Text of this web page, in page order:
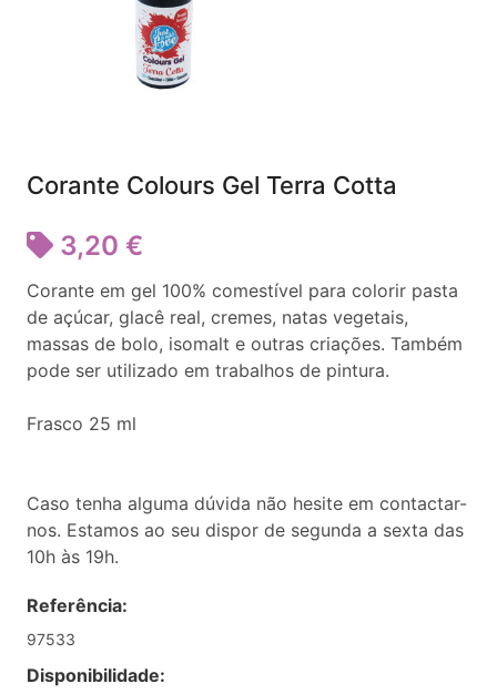
Corante Colours Gel Terra Cotta
3,20 €
Corante em gel 100% comestível para colorir pasta
de açúcar, glacê real, cremes, natas vegetais,
massas de bolo, isomalt e outras criações. Também
pode ser utilizado em trabalhos de pintura.
Frasco 25 ml
Caso tenha alguma dúvida não hesite em contactar-
nos. Estamos ao seu dispor de segunda a sexta das
10h às 19h.
Referência:
97533
Disponibilidade: